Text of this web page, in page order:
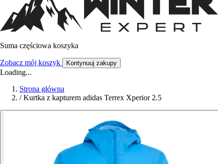
Suma częściowa koszyka
Zobacz mój koszyk Kontynuuj zakupy
Loading...
Strona główna
/ Kurtka z kapturem adidas Terrex Xperior 2.5